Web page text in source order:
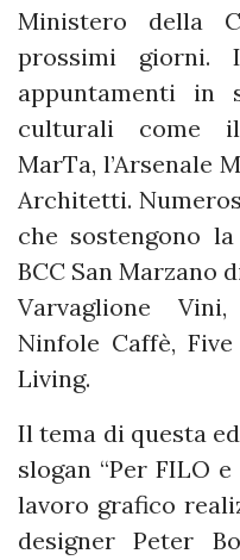
Ministero della
prossimi giorni.
appuntamenti in
culturali come il
MarTa, l’Arsenale
Architetti.
che sostengono
BCC San Marzano
Varvaglione
Ninfole Caffè,
Living.
Il tema di questa
slogan “Per FILO
lavoro grafico
designer Peter